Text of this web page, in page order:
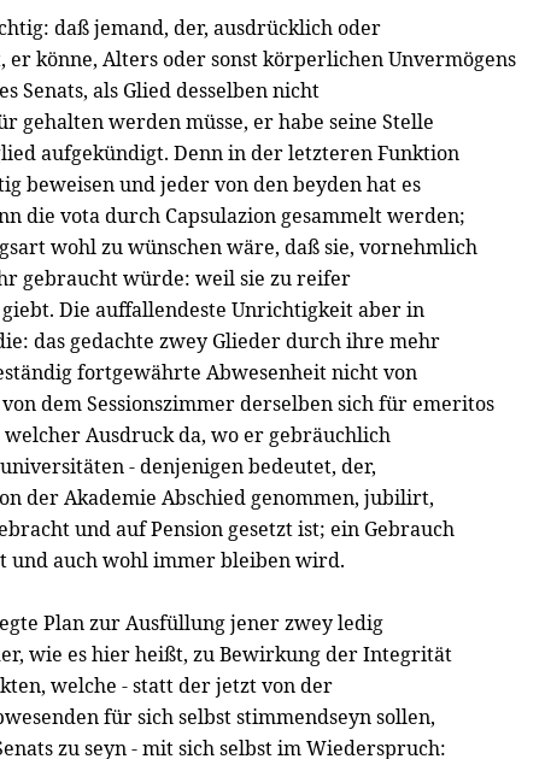
daß jemand, der, ausdrücklich oder
könne, Alters oder sonst körperlichen Unvermögens
Senats, als Glied desselben nicht
gehalten werden müsse, er habe seine Stelle
aufgekündigt. Denn in der letzteren Funktion
beweisen und jeder von den beyden hat es
die vota durch Capsulazion gesammelt werden;
wohl zu wünschen wäre, daß sie, vornehmlich
gebraucht würde: weil sie zu reifer
Die auffallendeste Unrichtigkeit aber in
das gedachte zwey Glieder durch ihre mehr
fortgewährte Abwesenheit nicht von
dem Sessionszimmer derselben sich für emeritos
Ausdruck da, wo er gebräuchlich
- denjenigen bedeutet, der,
der Akademie Abschied genommen, jubilirt,
und auf Pension gesetzt ist; ein Gebrauch
und auch wohl immer bleiben wird.
Plan zur Ausfüllung jener zwey ledig
wie es hier heißt, zu Bewirkung der Integrität
welche - statt der jetzt von der
für sich selbst stimmendseyn sollen,
zu seyn - mit sich selbst im Wiederspruch: